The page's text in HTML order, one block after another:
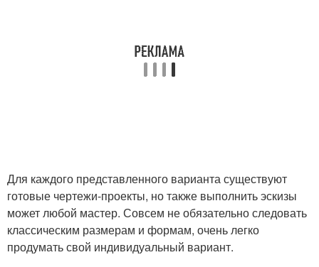
Для каждого представленного варианта существуют
готовые чертежи-проекты, но также выполнить эскизы
может любой мастер. Совсем не обязательно следовать
классическим размерам и формам, очень легко
продумать свой индивидуальный вариант.